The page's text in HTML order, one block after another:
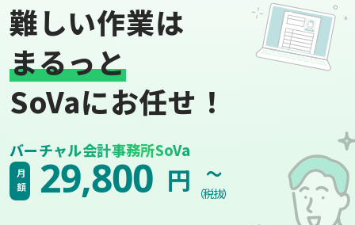
難しい作業は
まるっと
SoVaにお任せ！
バーチャル会計事務所SoVa
月額 29,800 円 ~
（税抜）